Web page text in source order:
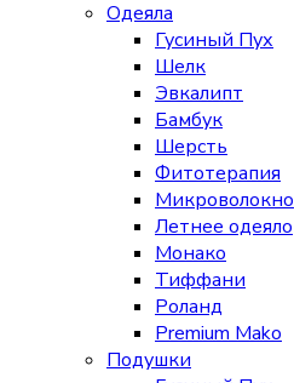
Одеяла
Гусиный Пух
Шелк
Эвкалипт
Бамбук
Шерсть
Фитотерапия
Микроволокно
Летнее одеяло
Монако
Тиффани
Роланд
Premium Mako
Подушки